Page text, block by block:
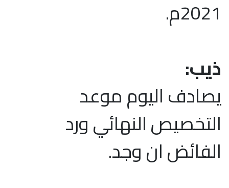
2021م.
ذيب:
يصادف اليوم موعد
التخصيص النهائي ورد
الفائض ان وجد.